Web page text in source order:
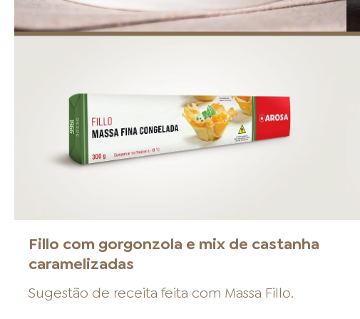
Fillo com gorgonzola e mix de castanha
caramelizadas
Sugestão de receita feita com Massa Fillo.